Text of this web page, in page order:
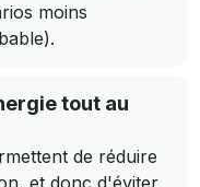
moins
tout au
de réduire